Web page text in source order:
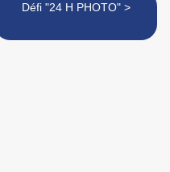
Défi "24 H PHOTO" >